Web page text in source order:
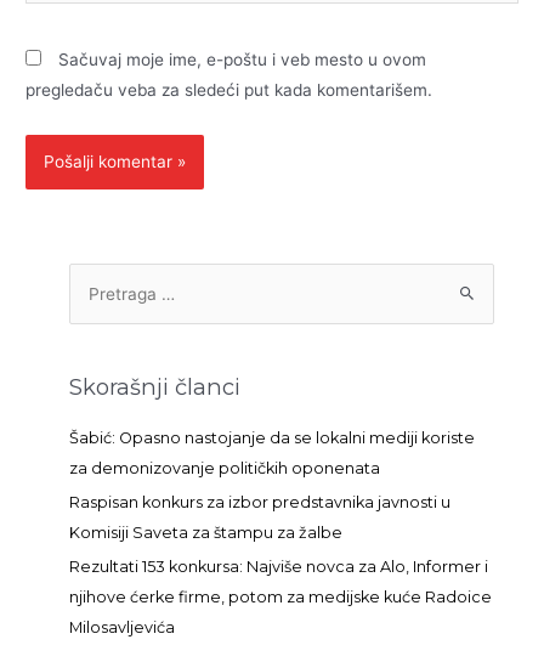
Sačuvaj moje ime, e-poštu i veb mesto u ovom
pregledaču veba za sledeći put kada komentarišem.
r
a
Skorašnji članci
Šabić: Opasno nastojanje da se lokalni mediji koriste
za demonizovanje političkih oponenata
Raspisan konkurs za izbor predstavnika javnosti u
Komisiji Saveta za štampu za žalbe
Rezultati 153 konkursa: Najviše novca za Alo, Informer i
njihove ćerke firme, potom za medijske kuće Radoice
Milosavljevića